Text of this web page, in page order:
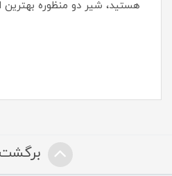
هستید، شیر دو منظوره
برگشت